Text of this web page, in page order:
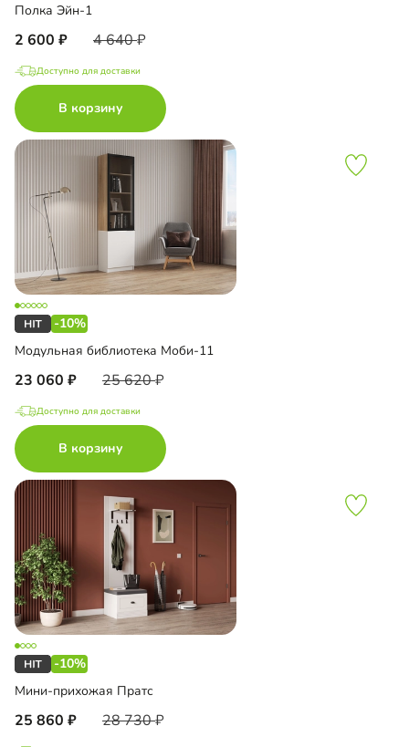
Полка Эйн-1
2 600 4 640
Доступно для доставки
В корзину
-10%
Модульная библиотека Моби-11
23 060 25 620
Доступно для доставки
В корзину
-10%
Мини-прихожая Пратс
25 860 28 730